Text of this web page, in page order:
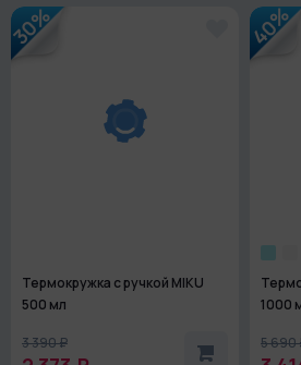
30%
Термокружка с ручкой MIKU
500 мл
3 390 ₽
40%
1000
5 690